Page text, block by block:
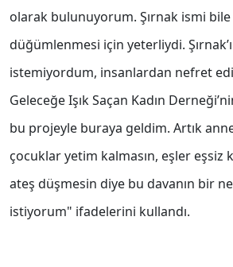
olarak bulunuyorum. Şırnak ismi bile
düğümlenmesi için yeterliydi.
istemiyordum, insanlardan nefret
Geleceğe Işık Saçan Kadın
bu projeyle buraya geldim. Artık
çocuklar yetim kalmasın, eşler eşsiz
ateş düşmesin diye bu davanın bir
istiyorum" ifadelerini kullandı.